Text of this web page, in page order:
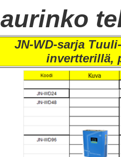
aurinko
JN-WD-sarja
invertterillä,